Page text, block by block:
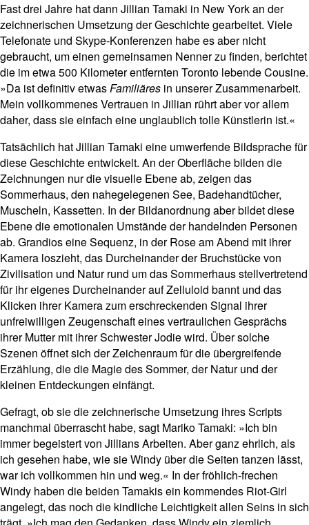
Fast drei Jahre hat dann Jillian Tamaki in New York an der
zeichnerischen Umsetzung der Geschichte gearbeitet. Viele
Telefonate und Skype-Konferenzen habe es aber nicht
gebraucht, um einen gemeinsamen Nenner zu finden, berichtet
die im etwa 500 Kilometer entfernten Toronto lebende Cousine.
»Da ist definitiv etwasFamiliäres in unserer Zusammenarbeit.
Mein vollkommenes Vertrauen in Jillian rührt aber vor allem
daher, dass sie einfach eine unglaublich tolle Künstlerin ist.«
Tatsächlich hat Jillian Tamaki eine umwerfende Bildsprache für
diese Geschichte entwickelt. An der Oberfläche bilden die
Zeichnungen nur die visuelle Ebene ab, zeigen das
Sommerhaus, den nahegelegenen See, Badehandtücher,
Muscheln, Kassetten. In der Bildanordnung aber bildet diese
Ebene die emotionalen Umstände der handelnden Personen
ab. Grandios eine Sequenz, in der Rose am Abend mit ihrer
Kamera loszieht, das Durcheinander der Bruchstücke von
Zivilisation und Natur rund um das Sommerhaus stellvertretend
für ihr eigenes Durcheinander auf Zelluloid bannt und das
Klicken ihrer Kamera zum erschreckenden Signal ihrer
unfreiwilligen Zeugenschaft eines vertraulichen Gesprächs
ihrer Mutter mit ihrer Schwester Jodie wird. Über solche
Szenen öffnet sich der Zeichenraum für die übergreifende
Erzählung, die die Magie des Sommer, der Natur und der
kleinen Entdeckungen einfängt.
Gefragt, ob sie die zeichnerische Umsetzung ihres Scripts
manchmal überrascht habe, sagt Mariko Tamaki: »Ich bin
immer begeistert von Jillians Arbeiten. Aber ganz ehrlich, als
ich gesehen habe, wie sie Windy über die Seiten tanzen lässt,
war ich vollkommen hin und weg.« In der fröhlich-frechen
Windy haben die beiden Tamakis ein kommendes Riot-Girl
angelegt, das noch die kindliche Leichtigkeit allen Seins in sich